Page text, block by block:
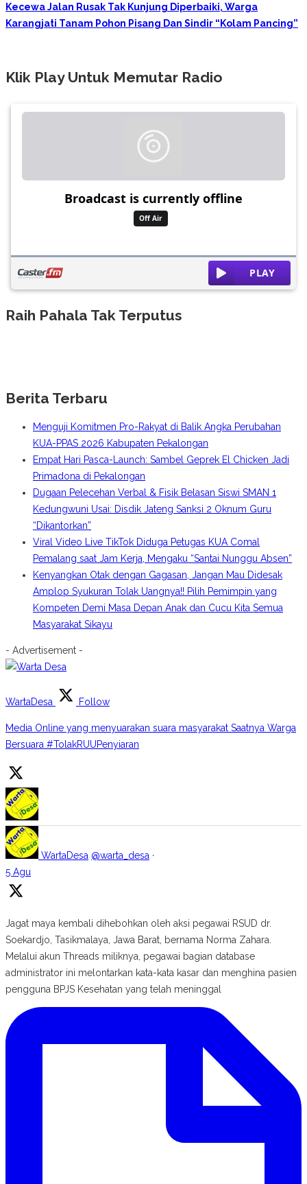
Kecewa Jalan Rusak Tak Kunjung Diperbaiki, Warga
Karangjati Tanam Pohon Pisang Dan Sindir “Kolam Pancing”
Klik Play Untuk Memutar Radio
Raih Pahala Tak Terputus
Berita Terbaru
Menguji Komitmen Pro-Rakyat di Balik Angka Perubahan
KUA-PPAS 2026 Kabupaten Pekalongan
Empat Hari Pasca-Launch: Sambel Geprek El Chicken Jadi
Primadona di Pekalongan
Dugaan Pelecehan Verbal & Fisik Belasan Siswi SMAN 1
Kedungwuni Usai: Disdik Jateng Sanksi 2 Oknum Guru
“Dikantorkan”
Viral Video Live TikTok Diduga Petugas KUA Comal
Pemalang saat Jam Kerja, Mengaku “Santai Nunggu Absen”
Kenyangkan Otak dengan Gagasan, Jangan Mau Didesak
Amplop Syukuran Tolak Uangnya!! Pilih Pemimpin yang
Kompeten Demi Masa Depan Anak dan Cucu Kita Semua
Masyarakat Sikayu
- Advertisement -
WartaDesa Follow
Media Online yang menyuarakan suara masyarakat Saatnya Warga
Bersuara #TolakRUUPenyiaran
WartaDesa @warta_desa ·
5 Agu
Jagat maya kembali dihebohkan oleh aksi pegawai RSUD dr.
Soekardjo, Tasikmalaya, Jawa Barat, bernama Norma Zahara.
Melalui akun Threads miliknya, pegawai bagian database
administrator ini melontarkan kata-kata kasar dan menghina pasien
pengguna BPJS Kesehatan yang telah meninggal